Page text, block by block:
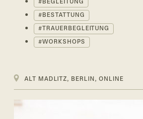
BEGLEITUNG
BESTATTUNG
TRAUERBEGLEITUNG
WORKSHOPS
ALT MADLITZ, BERLIN, ONLINE